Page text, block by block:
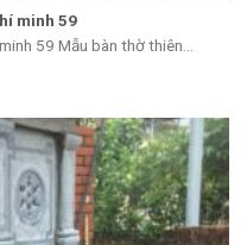
minh 59
59 Mẫu bàn thờ thiên...